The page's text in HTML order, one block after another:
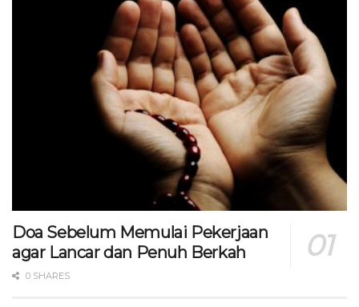
Doa Sebelum Memulai Pekerjaan
agar Lancar dan Penuh Berkah
0 SHARES